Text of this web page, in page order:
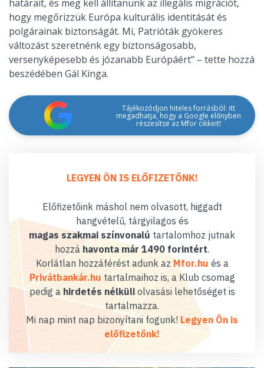
határait, és meg kell állítanunk az illegális migrációt,
hogy megőrizzük Európa kulturális identitását és
polgárainak biztonságát. Mi, Patrióták gyökeres
változást szeretnénk egy biztonságosabb,
versenyképesebb és józanabb Európáért” – tette hozzá
beszédében Gál Kinga.
Tájékozódjon hiteles forrásból: itt
megadhatja, hogy a Google előnyben
részesítse az Mfor cikkeit!
LEGYEN ÖN IS ELŐFIZETŐNK!
Előfizetőink máshol nem olvasott, higgadt
hangvételű, tárgyilagos és
magas szakmai színvonalú tartalomhoz jutnak
hozzáhavonta már 1490 forintért.
Korlátlan hozzáférést adunk az Mfor.hu és a
Privátbankár.hu tartalmaihoz is, a Klub csomag
pedig a hirdetés nélküliolvasási lehetőséget is
tartalmazza.
Mi nap mint nap bizonyítani fogunk! Legyen Ön is
előfizetőnk!